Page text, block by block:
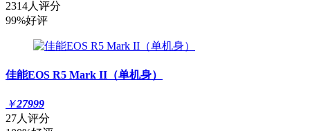
2314人评分
99%好评
佳能EOS R5 Mark II（单机身）
￥27999
27人评分